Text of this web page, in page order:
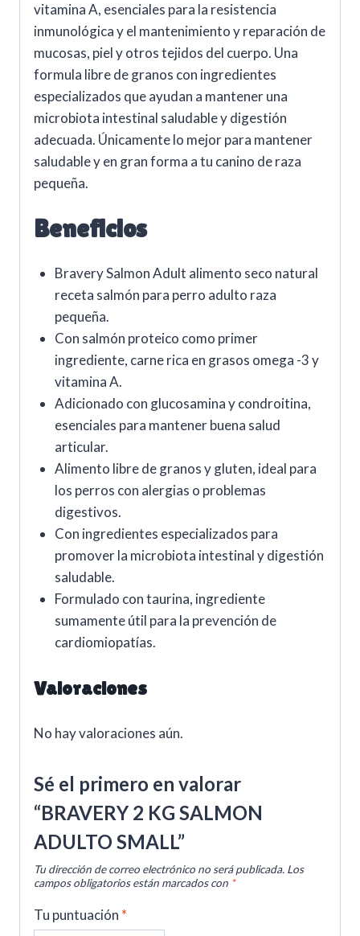
vitamina A, esenciales para la resistencia
inmunológica y el mantenimiento y reparación de
mucosas, piel y otros tejidos del cuerpo. Una
formula libre de granos con ingredientes
especializados que ayudan a mantener una
microbiota intestinal saludable y digestión
adecuada. Únicamente lo mejor para mantener
saludable y en gran forma a tu canino de raza
pequeña.
Beneficios
Bravery Salmon Adult alimento seco natural
receta salmón para perro adulto raza
pequeña.
Con salmón proteico como primer
ingrediente, carne rica en grasos omega -3 y
vitamina A.
Adicionado con glucosamina y condroitina,
esenciales para mantener buena salud
articular.
Alimento libre de granos y gluten, ideal para
los perros con alergias o problemas
digestivos.
Con ingredientes especializados para
promover la microbiota intestinal y digestión
saludable.
Formulado con taurina, ingrediente
sumamente útil para la prevención de
cardiomiopatías.
Valoraciones
No hay valoraciones aún.
Sé el primero en valorar
“BRAVERY 2 KG SALMON
ADULTO SMALL”
Tu dirección de correo electrónico no será publicada. Los
campos obligatorios están marcados con *
Tu puntuación *